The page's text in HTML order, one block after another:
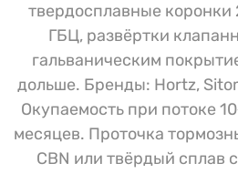
твердосплавные
ГБЦ, развёртки
гальваническим
дольше. Бренды: Hortz,
Окупаемость при потоке
месяцев. Проточка
CBN или твёрдый сплав